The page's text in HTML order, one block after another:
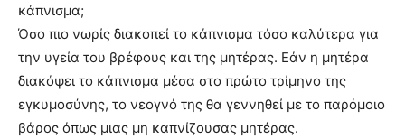
κάπνισμα;
Όσο πιο νωρίς διακοπεί το κάπνισμα τόσο καλύτερα για
την υγεία του βρέφους και της μητέρας. Εάν η μητέρα
διακόψει το κάπνισμα μέσα στο πρώτο τρίμηνο της
εγκυμοσύνης, το νεογνό της θα γεννηθεί με το παρόμοιο
βάρος όπως μιας μη καπνίζουσας μητέρας.